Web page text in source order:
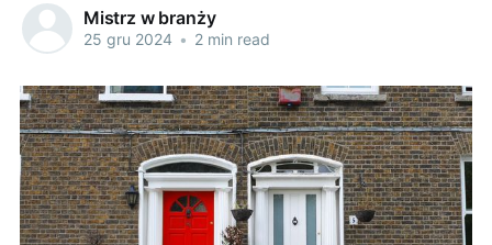
Mistrz w branży
25 gru 2024 • 2 min read